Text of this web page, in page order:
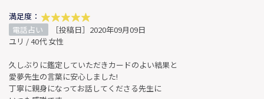
満足度：
電話占い
［投稿日］2020年09月09日
ユリ / 40代 女性
久しぶりに鑑定していただきカードのよい結果と
愛夢先生の言葉に安心しました!
丁寧に親身になってお話してくださる先生に